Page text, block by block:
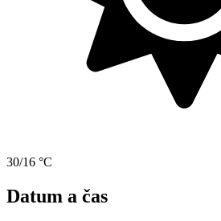
30/16 °C
Datum a čas